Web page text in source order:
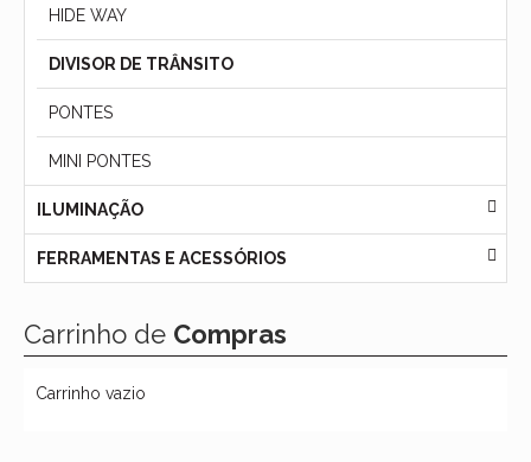
HIDE WAY
DIVISOR DE TRÂNSITO
PONTES
MINI PONTES
ILUMINAÇÃO
FERRAMENTAS E ACESSÓRIOS
Carrinho de Compras
Carrinho vazio